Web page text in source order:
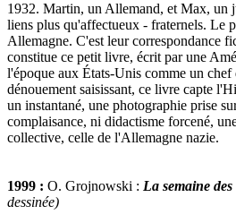
1932. Martin, un Allemand, et Max, un
liens plus qu'affectueux - fraternels. Le
Allemagne. C'est leur correspondance
constitue ce petit livre, écrit par une
l'époque aux États-Unis comme un
dénouement saisissant, ce livre capte
un instantané, une photographie prise
complaisance, ni didactisme forcené,
collective, celle de l'Allemagne nazie.
1999 : O. Grojnowski : La semaine
dessinée)